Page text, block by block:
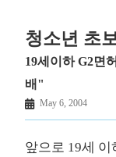
청소년 초
19세이하 G2면
배"
May 6, 2004
앞으로 19세 이